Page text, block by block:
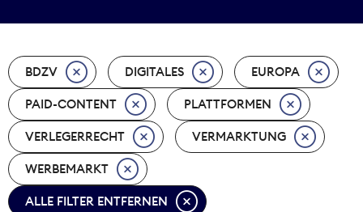
Nachhaltigkeit
Nachwuchs
Nova Award
Pressefreiheit
BDZV DIGITALES EUROPA
PAID-CONTENT PLATTFORMEN
VERLEGERRECHT VERMARKTUNG
WERBEMARKT
ALLE FILTER ENTFERNEN